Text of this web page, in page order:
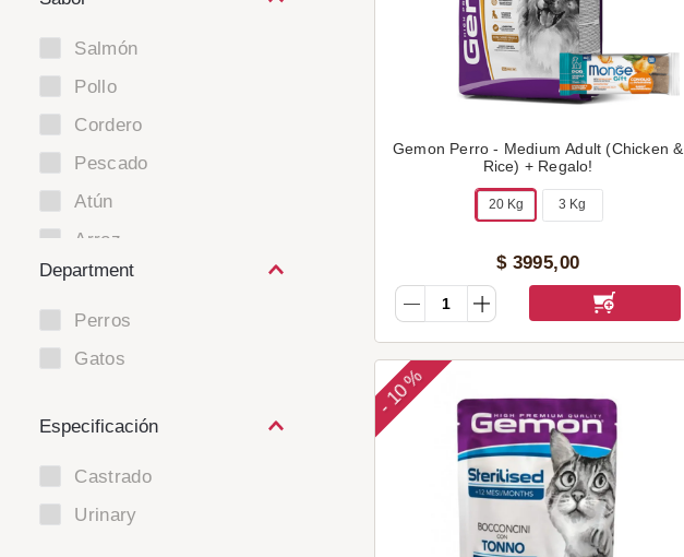
Department
Perros
Gatos
Especificación
Castrado
Urinary
24 Un.
Salmón
Pollo
Cordero
Pescado
Atún
Arroz
Pavo
Gemon Perro - Medium Adult (Chicken &
Rice) + Regalo!
20 Kg 3 Kg
$ 3995,00
-
10 %